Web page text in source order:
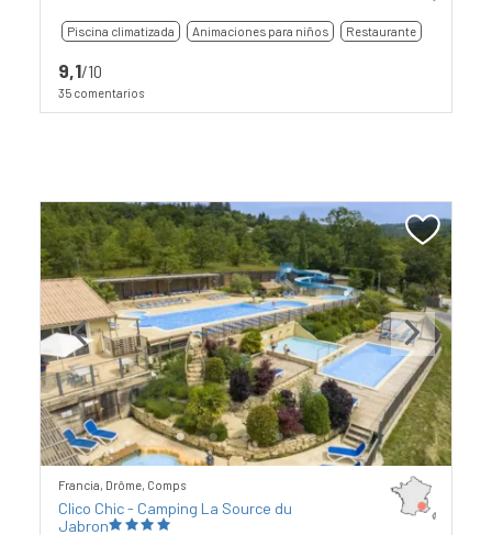
Piscina climatizada Animaciones para niños Restaurante
9,1/10
35 comentarios
Previous Next
Francia, Drôme, Comps
Clico Chic - Camping La Source du
Jabron